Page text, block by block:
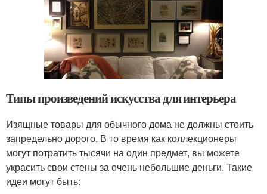
Типы произведений искусства для интерьера
Изящные товары для обычного дома не должны стоить
запредельно дорого. В то время как коллекционеры
могут потратить тысячи на один предмет, вы можете
украсить свои стены за очень небольшие деньги. Такие
идеи могут быть: